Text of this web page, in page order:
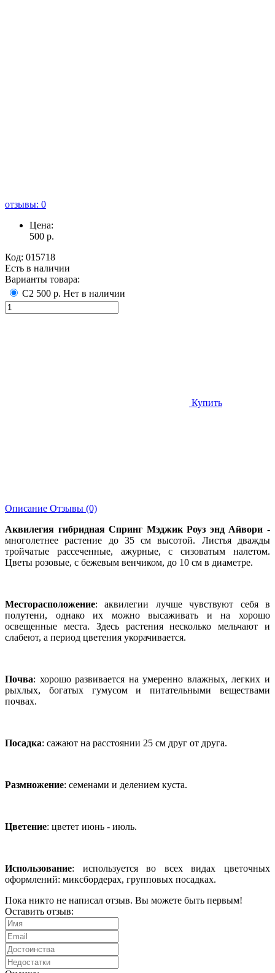
отзывы: 0
Цена:
500 р.
Код: 015718
Есть в наличии
Варианты товара:
С2 500 р. Нет в наличии
Купить
Описание Отзывы (0)
Аквилегия гибридная Спринг Мэджик Роуз энд Айвори -
многолетнее растение до 35 см высотой. Листья дважды
тройчатые рассеченные, ажурные, с сизоватым налетом.
Цветы розовые, с бежевым венчиком, до 10 см в диаметре.
Месторасположение: аквилегии лучше чувствуют себя в
полутени, однако их можно высаживать и на хорошо
освещенные места. Здесь растения несколько мельчают и
слабеют, а период цветения укорачивается.
Почва: хорошо развивается на умеренно влажных, легких и
рыхлых, богатых гумусом и питательными веществами
почвах.
Посадка: сажают на расстоянии 25 см друг от друга.
Размножение: семенами и делением куста.
Цветение: цветет июнь - июль.
Использование: используется во всех видах цветочных
оформлений: миксбордерах, групповых посадках.
Пока никто не написал отзыв. Вы можете быть первым!
Оставить отзыв: